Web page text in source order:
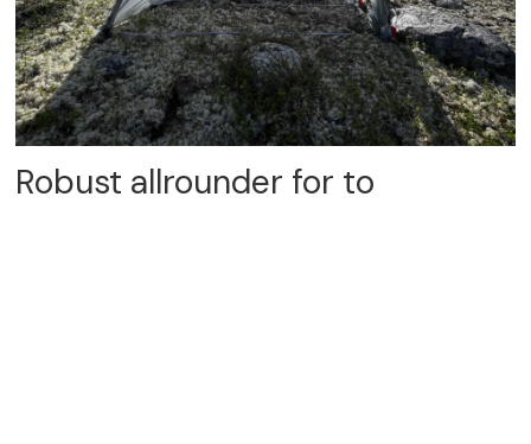
Robust allrounder for to